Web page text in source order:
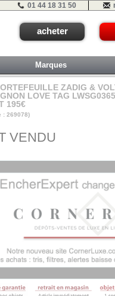
01 44 18 31 50
acheter
Marques
ZADIG &
LOVE TAG
195€
: 269078)
VENDU